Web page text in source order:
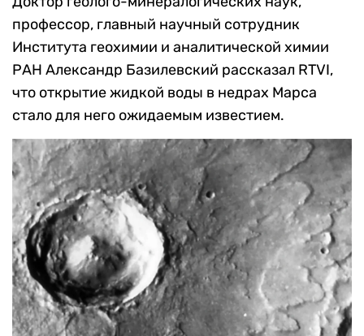
профессор, главный научный сотрудник
Института геохимии и аналитической химии
РАН Александр Базилевский рассказал RTVI,
что открытие жидкой воды в недрах Марса
стало для него ожидаемым известием.